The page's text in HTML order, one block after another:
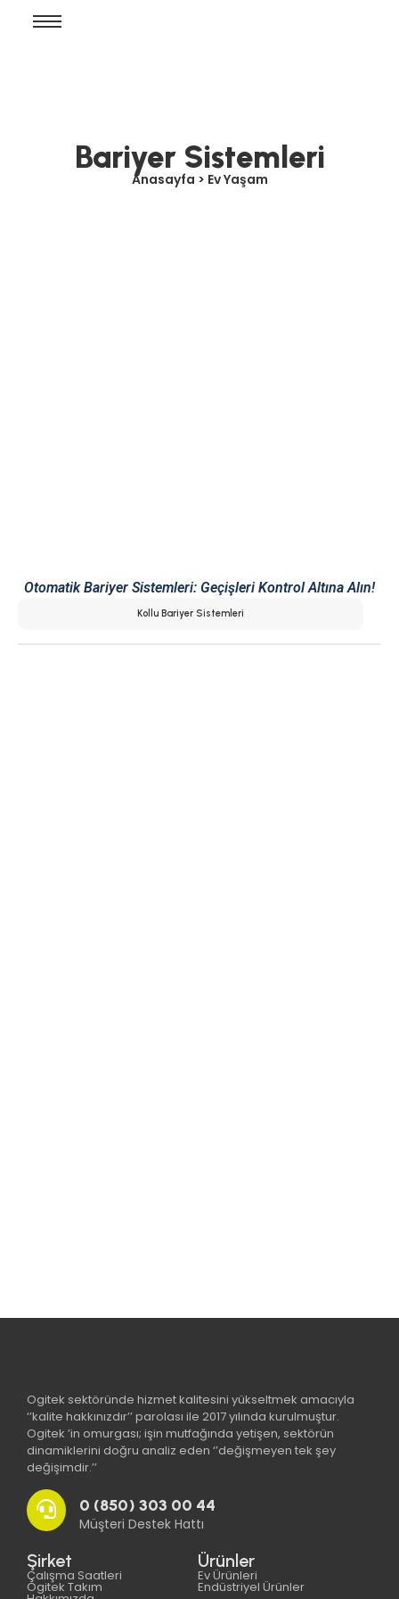
Bariyer Sistemleri
Anasayfa > Ev Yaşam
Otomatik Bariyer Sistemleri: Geçişleri Kontrol Altına Alın!
Kollu Bariyer Sistemleri
Ogitek sektöründe hizmet kalitesini yükseltmek amacıyla
‘’kalite hakkınızdır’’ parolası ile 2017 yılında kurulmuştur.
Ogitek ’in omurgası; işin mutfağında yetişen, sektörün
dinamiklerini doğru analiz eden ‘’değişmeyen tek şey
değişimdir.’’
0 (850) 303 00 44
Müşteri Destek Hattı
Şirket
Çalışma Saatleri
Ogitek Takım
Ürünler
Ev Ürünleri
Endüstriyel Ürünler